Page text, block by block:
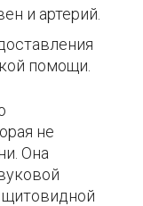
и артерий.
помощи.
не
Она
щитовидной